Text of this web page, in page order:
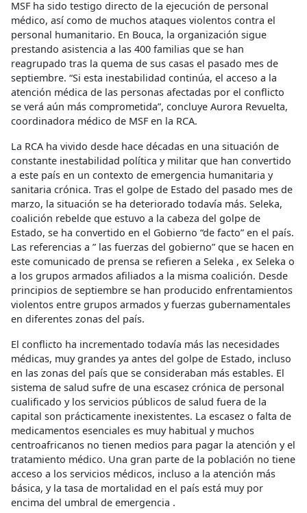
MSF ha sido testigo directo de la ejecución de personal
médico, así como de muchos ataques violentos contra el
personal humanitario. En Bouca, la organización sigue
prestando asistencia a las 400 familias que se han
reagrupado tras la quema de sus casas el pasado mes de
septiembre. “Si esta inestabilidad continúa, el acceso a la
atención médica de las personas afectadas por el conflicto
se verá aún más comprometida”, concluye Aurora Revuelta,
coordinadora médico de MSF en la RCA.
La RCA ha vivido desde hace décadas en una situación de
constante inestabilidad política y militar que han convertido
a este país en un contexto de emergencia humanitaria y
sanitaria crónica. Tras el golpe de Estado del pasado mes de
marzo, la situación se ha deteriorado todavía más. Seleka,
coalición rebelde que estuvo a la cabeza del golpe de
Estado, se ha convertido en el Gobierno “de facto” en el país.
Las referencias a ” las fuerzas del gobierno” que se hacen en
este comunicado de prensa se ​​refieren a Seleka , ex Seleka o
a los grupos armados afiliados a la misma coalición. Desde
principios de septiembre se han producido enfrentamientos
violentos entre grupos armados y fuerzas gubernamentales
en diferentes zonas del país.
El conflicto ha incrementado todavía más las necesidades
médicas, muy grandes ya antes del golpe de Estado, incluso
en las zonas del país que se consideraban más estables. El
sistema de salud sufre de una escasez crónica de personal
cualificado y los servicios públicos de salud fuera de la
capital son prácticamente inexistentes. La escasez o falta de
medicamentos esenciales es muy habitual y muchos
centroafricanos no tienen medios para pagar la atención y el
tratamiento médico. Una gran parte de la población no tiene
acceso a los servicios médicos, incluso a la atención más
básica, y la tasa de mortalidad en el país está muy por
encima del umbral de emergencia .